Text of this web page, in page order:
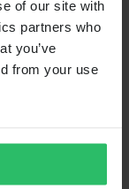
of our site with
partners who
you’ve
from your use